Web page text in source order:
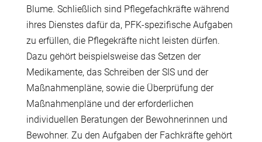
Blume. Schließlich sind Pflegefachkräfte während
ihres Dienstes dafür da, PFK-spezifische Aufgaben
zu erfüllen, die Pflegekräfte nicht leisten dürfen.
Dazu gehört beispielsweise das Setzen der
Medikamente, das Schreiben der SIS und der
Maßnahmenpläne, sowie die Überprüfung der
Maßnahmenpläne und der erforderlichen
individuellen Beratungen der Bewohnerinnen und
Bewohner. Zu den Aufgaben der Fachkräfte gehört